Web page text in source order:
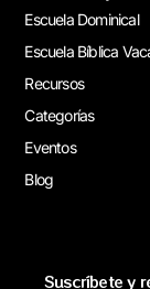
Escuela Dominical
Escuela Bíblica
Recursos
Categorías
Eventos
Blog
Suscríbete y